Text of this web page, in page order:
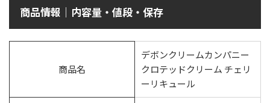
商品情報｜内容量・値段・保存
商品名
デボンクリームカンパニー
クロテッドクリーム チェリ
ーリキュール